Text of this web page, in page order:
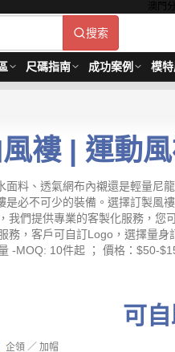
澳門
搜索
尺碼指南 成功案例 模
風褸 | 運動
料、透氣網布內襯還是輕量尼
必不可少的裝備。選擇訂製風
們提供專業的客製化服務，您
，客戶可自訂Logo，選擇量
-MOQ: 10件起 ； 價格：$50-
可
企領 ／ 加帽